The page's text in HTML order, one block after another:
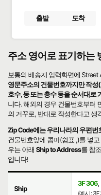
출발 도착
주소 영어로 표기하는
보통의 배송지 입력화면에 Street
영문주소의 건물번호까지만 작
호수, 동 또는 층수 동을 순서대
니다. 해외의 경우 건물번호부터
의 거꾸로, 반대로 작성한다고 생
Zip Code에는 우리나라의 우편번
건물번호앞에 콤마(쉼표 ,)를 넣
우는 아래Ship to Address를 참
입니다!
Ship
3F 306,
(예시 :